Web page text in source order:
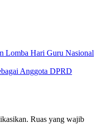
Lomba Hari Guru Nasional
Anggota DPRD
Ruas yang wajib